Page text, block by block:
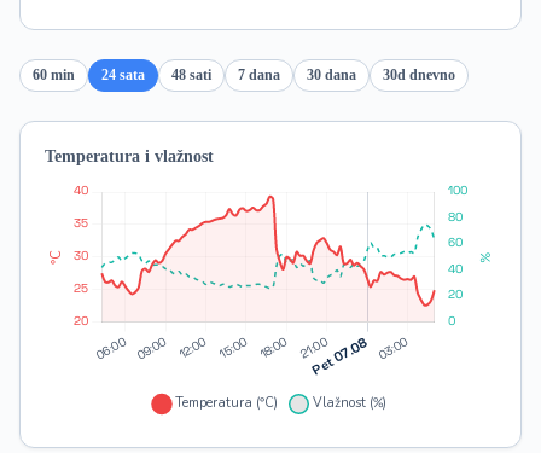
60 min 24 sata 48 sati 7 dana 30 dana 30d dnevno
Temperatura i vlažnost